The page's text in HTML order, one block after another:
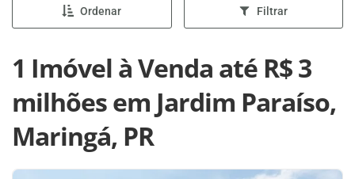
Ordenar Filtrar
1 Imóvel à Venda até R$ 3
milhões em Jardim Paraíso,
Maringá, PR